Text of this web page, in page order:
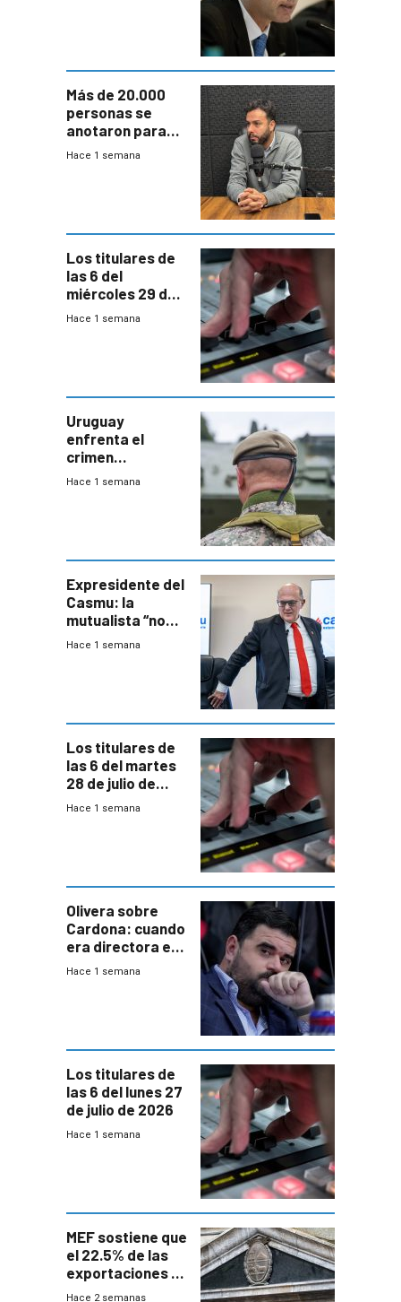
Más de 20.000
personas se
anotaron para
las pruebas
Hace 1 semana
Los titulares de
las 6 del
miércoles 29 de
julio de 2026
Hace 1 semana
Uruguay
enfrenta el
crimen
organizado con
seguridad
Hace 1 semana
Expresidente del
Casmu: la
mutualista “no
está para pagar”
Hace 1 semana
Los titulares de
las 6 del martes
28 de julio de
2026
Hace 1 semana
Olivera sobre
Cardona: cuando
era directora en
UTE “no era muy
Hace 1 semana
Los titulares de
las 6 del lunes 27
de julio de 2026
Hace 1 semana
MEF sostiene que
el 22.5% de las
exportaciones a
EE.UU se verán
Hace 2 semanas